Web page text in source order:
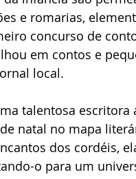
e romarias,
concurso de
em contos e
local.
talentosa
natal no mapa
dos cordéis,
o para um